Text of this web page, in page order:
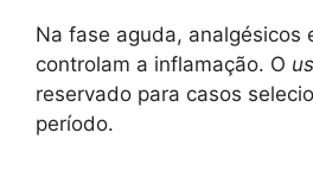
Na fase aguda, analgésicos
controlam a inflamação. O
reservado para casos
período.